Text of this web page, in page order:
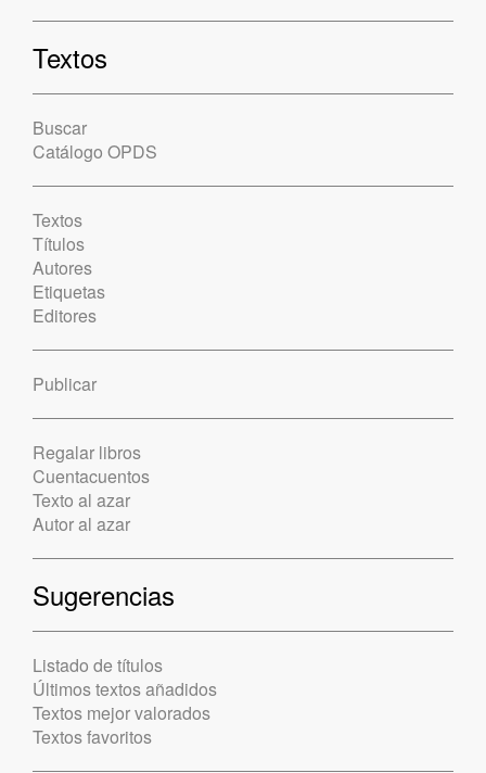
Textos
Buscar
Catálogo OPDS
Textos
Títulos
Autores
Etiquetas
Editores
Publicar
Regalar libros
Cuentacuentos
Texto al azar
Autor al azar
Sugerencias
Listado de títulos
Últimos textos añadidos
Textos mejor valorados
Textos favoritos